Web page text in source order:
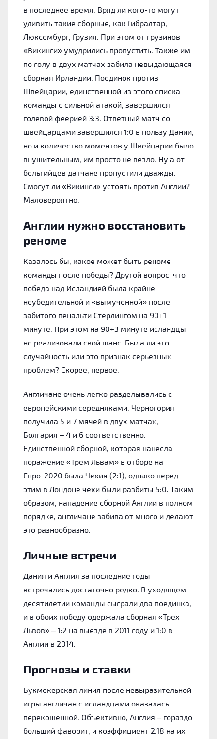
в последнее время. Вряд ли кого-то могут
удивить такие сборные, как Гибралтар,
Люксембург, Грузия. При этом от грузинов
«Викинги» умудрились пропустить. Также им
по голу в двух матчах забила невыдающаяся
сборная Ирландии. Поединок против
Швейцарии, единственной из этого списка
команды с сильной атакой, завершился
голевой феерией 3:3. Ответный матч со
швейцарцами завершился 1:0 в пользу Дании,
но и количество моментов у Швейцарии было
внушительным, им просто не везло. Ну а от
бельгийцев датчане пропустили дважды.
Смогут ли «Викинги» устоять против Англии?
Маловероятно.
Англии нужно восстановить
реноме
Казалось бы, какое может быть реноме
команды после победы? Другой вопрос, что
победа над Исландией была крайне
неубедительной и «вымученной» после
забитого пенальти Стерлингом на 90+1
минуте. При этом на 90+3 минуте исландцы
не реализовали свой шанс. Была ли это
случайность или это признак серьезных
проблем? Скорее, первое.
Англичане очень легко разделывались с
европейскими середняками. Черногория
получила 5 и 7 мячей в двух матчах,
Болгария – 4 и 6 соответственно.
Единственной сборной, которая нанесла
поражение «Трем Львам» в отборе на
Евро-2020 была Чехия (2:1), однако перед
этим в Лондоне чехи были разбиты 5:0. Таким
образом, нападение сборной Англии в полном
порядке, англичане забивают много и делают
это разнообразно.
Личные встречи
Дания и Англия за последние годы
встречались достаточно редко. В уходящем
десятилетии команды сыграли два поединка,
и в обоих победу одержала сборная «Трех
Львов» – 1:2 на выезде в 2011 году и 1:0 в
Англии в 2014.
Прогнозы и ставки
Букмекерская линия после невыразительной
игры англичан с исландцами оказалась
перекошенной. Объективно, Англия – гораздо
больший фаворит, и коэффициент 2.18 на их